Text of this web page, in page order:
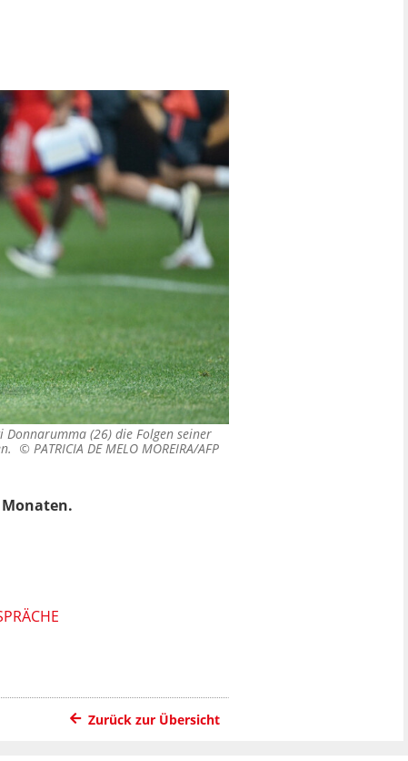
Donnarumma (26) die Folgen seiner
© PATRICIA DE MELO MOREIRA/AFP
Monaten.
Zurück zur Übersicht